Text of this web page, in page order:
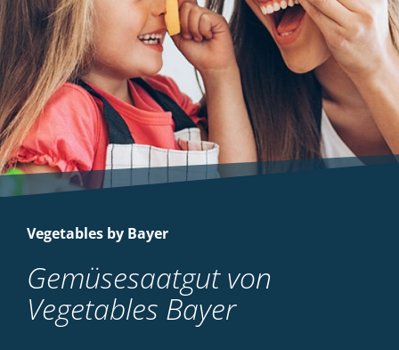
Vegetables by Bayer
Gemüsesaatgut von
Vegetables Bayer